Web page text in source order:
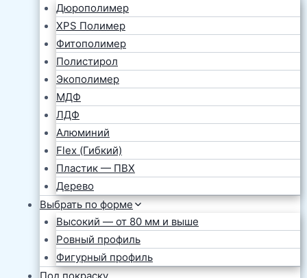
Дюрополимер
XPS Полимер
Фитополимер
Полистирол
Экополимер
МДФ
ЛДФ
Алюминий
Flex (Гибкий)
Пластик — ПВХ
Дерево
Выбрать по форме
Высокий — от 80 мм и выше
Ровный профиль
Фигурный профиль